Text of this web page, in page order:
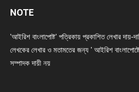
NOTE
'আইরিশ বাংলাপোষ্ট' পত্রিকায় প্রকাশিত লেখার দায়-
লেখকের লেখার ও মতামতের জন্য ' আইরিশ
সম্পাদক দায়ী নয়